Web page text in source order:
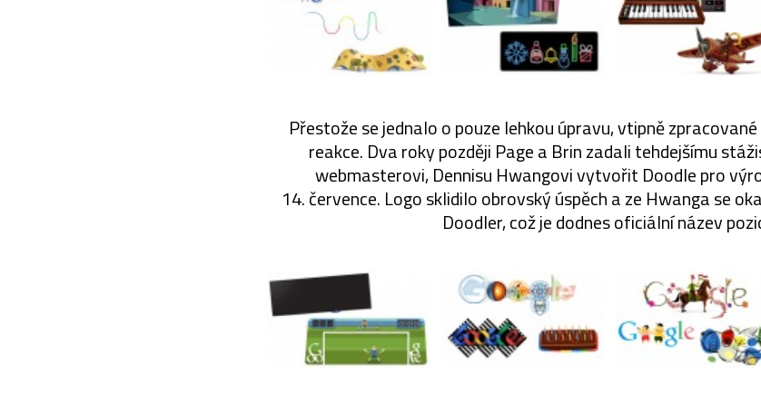
Přestože se jednalo o pouze lehkou úpravu, vtipně
reakce. Dva roky později Page a Brin zadali tehdejšímu
webmasterovi, Dennisu Hwangovi vytvořit Doodle pro
14. července. Logo sklidilo obrovský úspěch a ze Hwanga se
Doodler, což je dodnes oficiální název